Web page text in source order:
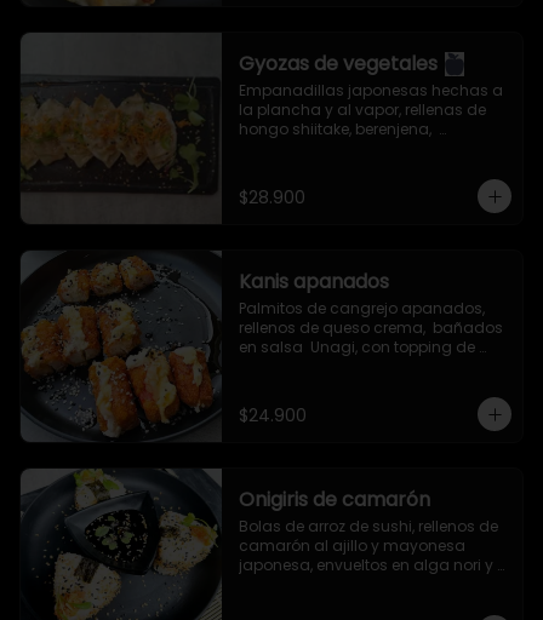
Gyozas de vegetales
Empanadillas japonesas hechas a
la plancha y al vapor, rellenas de
hongo shiitake, berenjena,
Servidas con salsa especial de la
casa.
$28.900
Kanis apanados
Palmitos de cangrejo apanados,
rellenos de queso crema,  bañados
en salsa  Unagi, con topping de
$24.900
Onigiris de camarón
Bolas de arroz de sushi, rellenos de
camarón al ajillo y mayonesa
japonesa, envueltos en alga nori y